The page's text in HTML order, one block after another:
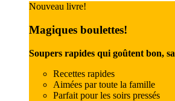
Nouveau livre!
Magiques boulettes!
Soupers rapides qui goûtent bon,
Recettes rapides
Aimées par toute la famille
Parfait pour les soirs pressés